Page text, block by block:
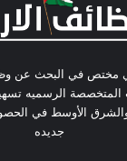
مختص في البحث عن
المتخصصة الرسميه
والشرق الأوسط في
جديده